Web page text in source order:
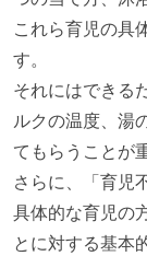
これら育児の具
す。
それにはできる
ルクの温度、湯
てもらうことが
さらに、「育児
具体的な育児の
とに対する基本